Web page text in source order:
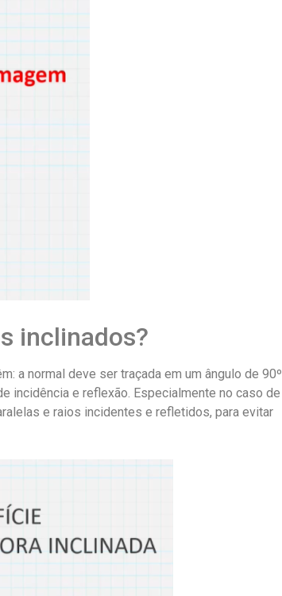
inclinados?
a normal deve ser traçada em um ângulo de 90º
incidência e reflexão. Especialmente no caso de
e raios incidentes e refletidos, para evitar